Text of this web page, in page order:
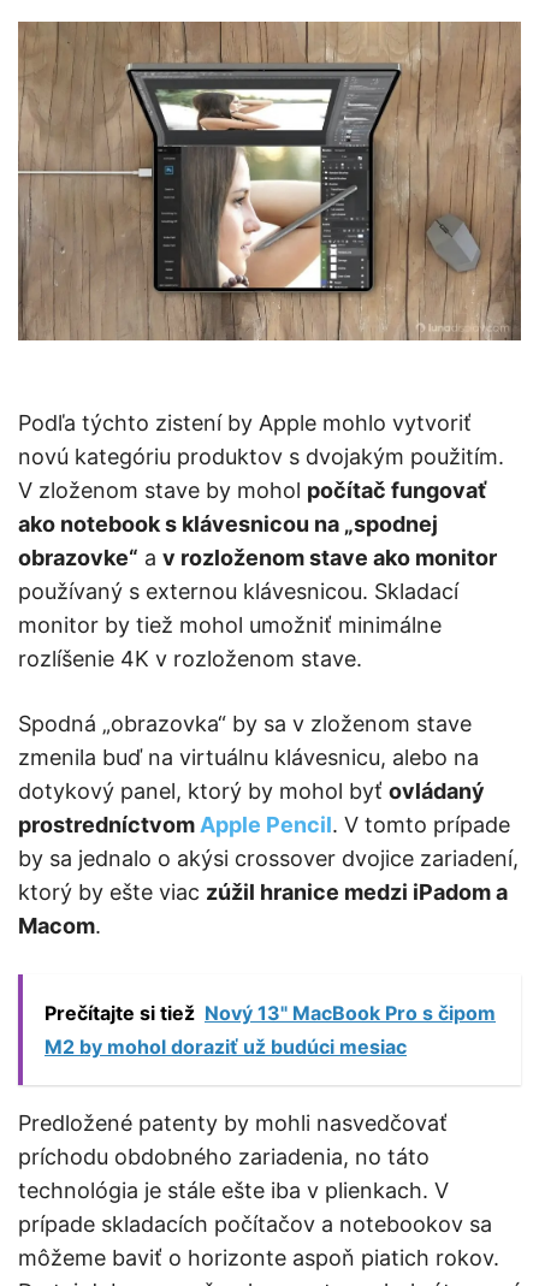
Podľa týchto zistení by Apple mohlo vytvoriť
novú kategóriu produktov s dvojakým použitím.
V zloženom stave by mohol počítač fungovať
ako notebook s klávesnicou na „spodnej
obrazovke“ a v rozloženom stave ako monitor
používaný s externou klávesnicou. Skladací
monitor by tiež mohol umožniť minimálne
rozlíšenie 4K v rozloženom stave.
Spodná „obrazovka“ by sa v zloženom stave
zmenila buď na virtuálnu klávesnicu, alebo na
dotykový panel, ktorý by mohol byť ovládaný
prostredníctvom Apple Pencil. V tomto prípade
by sa jednalo o akýsi crossover dvojice zariadení,
ktorý by ešte viac zúžil hranice medzi iPadom a
Macom.
Prečítajte si tiež Nový 13" MacBook Pro s čipom
M2 by mohol doraziť už budúci mesiac
Predložené patenty by mohli nasvedčovať
príchodu obdobného zariadenia, no táto
technológia je stále ešte iba v plienkach. V
prípade skladacích počítačov a notebookov sa
môžeme baviť o horizonte aspoň piatich rokov.